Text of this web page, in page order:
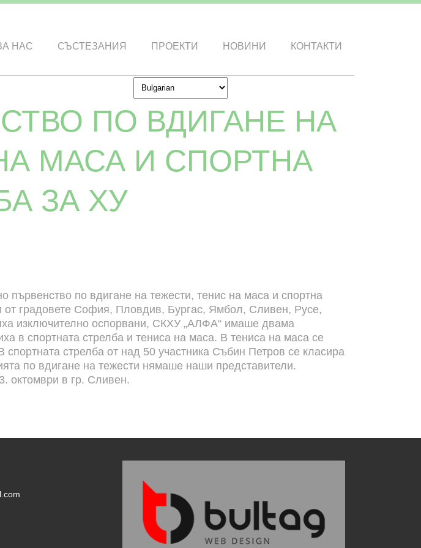
НАС СЪСТЕЗАНИЯ ПРОЕКТИ НОВИНИ КОНТАКТИ
ПО ВДИГАНЕ НА
МАСА И СПОРТНА
ЗА ХУ
по вдигане на тежести, тенис на маса и спортна
от градовете София, Пловдив, Бургас, Ямбол, Сливен, Русе,
изключително оспорвани, СКХУ „АЛФА“ имаше двама
в спортната стрелба и тениса на маса. В тениса на маса се
стрелба от над 50 участника Събин Петров се класира
по вдигане на тежести нямаше наши представители.
октомври в гр. Сливен.